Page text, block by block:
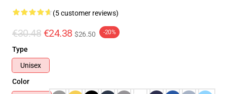
(5 customer reviews)
€30.48 €24.38 $26.50 -20%
Type
Unisex
Color